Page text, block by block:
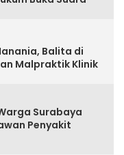
Balita di
Malpraktik Klinik
Surabaya
Penyakit